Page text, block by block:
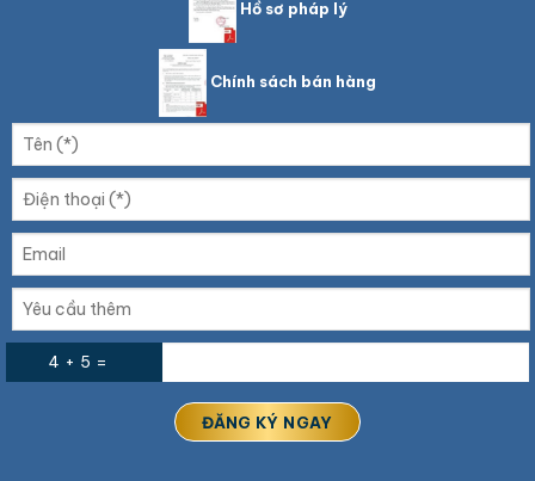
Hồ sơ pháp lý
Chính sách bán hàng
4 + 5 =